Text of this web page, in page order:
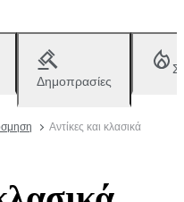
Δημοπρασίες
Αντίκες και κλασικά